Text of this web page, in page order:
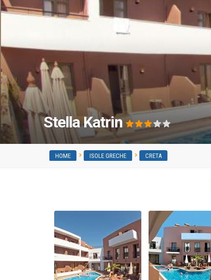
Stella Katrin
HOME ISOLE GRECHE CRETA